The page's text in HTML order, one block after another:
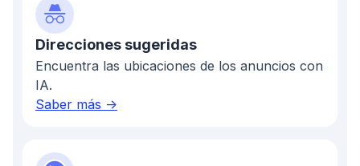
Direcciones sugeridas
Encuentra las ubicaciones de los anuncios con
IA.
Saber más ->